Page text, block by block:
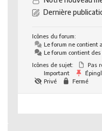
Dernière
Icônes du forum:
Le forum ne contient
Le forum contient
Icônes de sujet:
Pas
Important
Privé
Fermé